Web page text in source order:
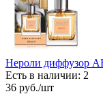
Нероли диффузор
Есть в наличии: 2
36 руб./шт